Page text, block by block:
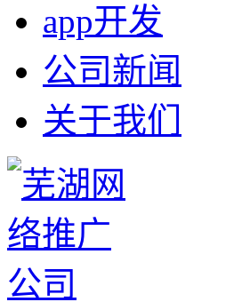
app开发
公司新闻
关于我们